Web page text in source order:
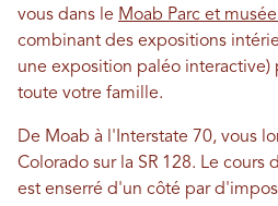
vous dans le Moab Parc et
combinant des expositions
une exposition paléo
toute votre famille.
De Moab à l'Interstate 70, vous
Colorado sur la SR 128. Le cours
est enserré d'un côté par